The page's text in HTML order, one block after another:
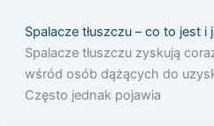
Spalacze tłuszczu – co to jest i
Spalacze tłuszczu zyskują
wśród osób dążących do
Często jednak pojawia